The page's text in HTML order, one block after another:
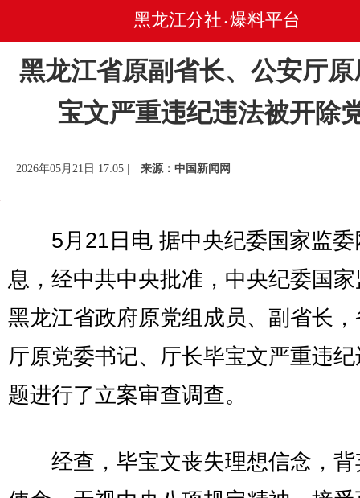
黑龙江分社 • 爆料平台
黑龙江省原副省长、公安厅
宝文严重违纪违法被开除
2026年05月21日 17:05 | 来源：中国新闻网
5月21日电 据中央纪委国家监委
息，经中共中央批准，中央纪委国
黑龙江省政府原党组成员、副省长
厅原党委书记、厅长毕宝文严重违
题进行了立案审查调查。
经查，毕宝文丧失理想信念，背